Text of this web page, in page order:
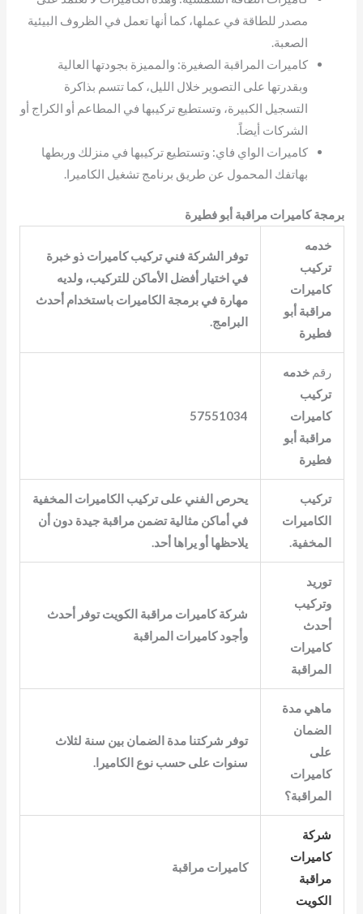
مصدر للطاقة في عملها، كما أنها تعمل في الظروف البيئية
الصعبة.
كاميرات المراقبة الصغيرة: والمميزة بجودتها العالية
وبقدرتها على التصوير خلال الليل، كما تتسم بذاكرة
التسجيل الكبيرة، وتستطيع تركيبها في المطاعم أو الكراج أو
الشركات أيضاً.
كاميرات الواي فاي: وتستطيع تركيبها في منزلك وربطها
بهاتفك المحمول عن طريق برنامج تشغيل الكاميرا.
برمجة كاميرات مراقبة أبو فطيرة
خدمه
تركيب
كاميرات
مراقبة أبو
فطيرة
توفر الشركة فني تركيب كاميرات ذو خبرة
في اختيار أفضل الأماكن للتركيب، ولديه
مهارة في برمجة الكاميرات باستخدام أحدث
البرامج.
رقم خدمه
تركيب
كاميرات
مراقبة أبو
فطيرة
57551034
تركيب
الكاميرات
المخفية.
يحرص الفني على تركيب الكاميرات المخفية
في أماكن مثالية تضمن مراقبة جيدة دون أن
يلاحظها أو يراها أحد.
توريد
وتركيب
أحدث
كاميرات
المراقبة
شركة كاميرات مراقبة الكويت توفر أحدث
وأجود كاميرات المراقبة
ماهي مدة
الضمان
على
كاميرات
المراقبة؟
توفر شركتنا مدة الضمان بين سنة لثلاث
سنوات على حسب نوع الكاميرا.
شركة
كاميرات
مراقبة
الكويت
كاميرات مراقبة